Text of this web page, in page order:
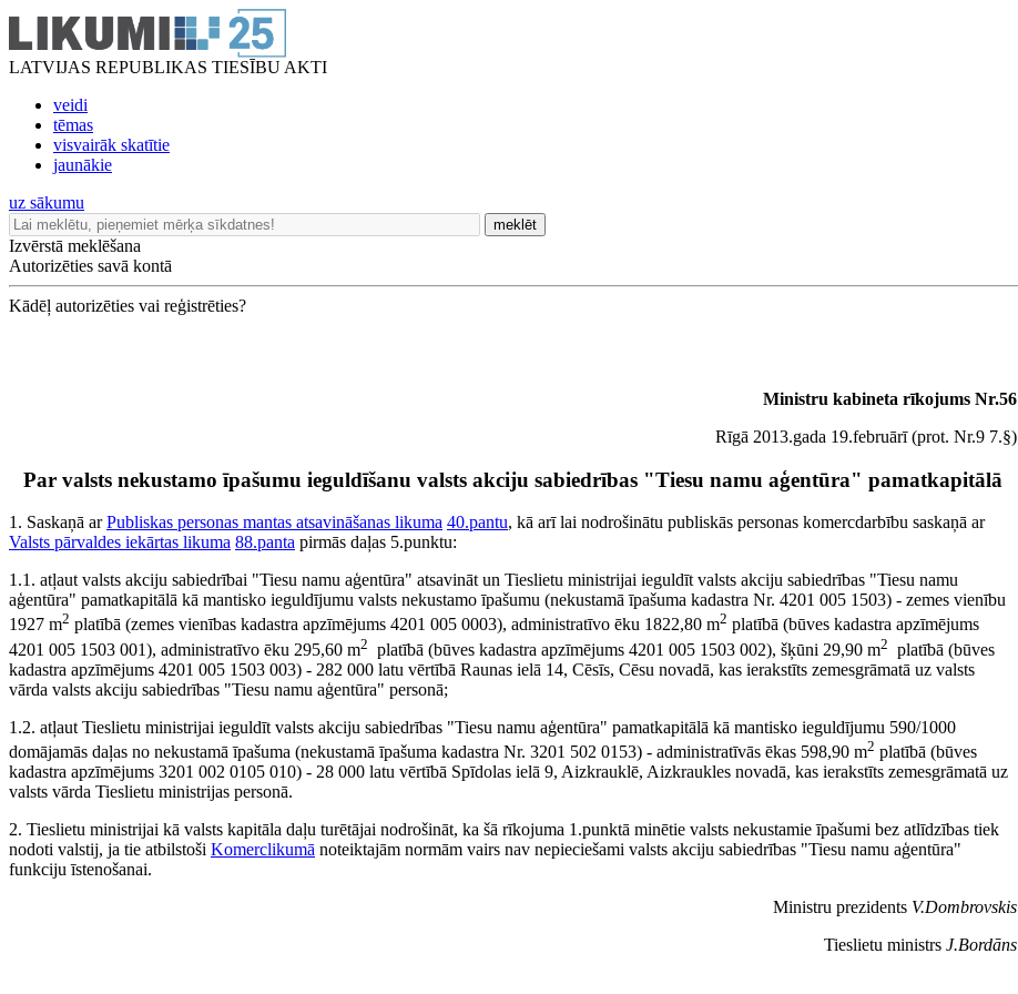
LATVIJAS REPUBLIKAS TIESĪBU AKTI
veidi
tēmas
visvairāk skatītie
jaunākie
uz sākumu
meklēt
Izvērstā meklēšana
Autorizēties savā kontā
Kādēļ autorizēties vai reģistrēties?
Ministru kabineta rīkojums Nr.56
Rīgā 2013.gada 19.februārī (prot. Nr.9 7.§)
Par valsts nekustamo īpašumu ieguldīšanu valsts akciju sabiedrības "Tiesu namu aģentūra" pamatkapitālā
1. Saskaņā arPubliskas personas mantas atsavināšanas likuma 40.pantu, kā arī lai nodrošinātu publiskās personas komercdarbību saskaņā ar
Valsts pārvaldes iekārtas likuma 88.panta pirmās daļas 5.punktu:
1.1. atļaut valsts akciju sabiedrībai "Tiesu namu aģentūra" atsavināt un Tieslietu ministrijai ieguldīt valsts akciju sabiedrības "Tiesu namu
aģentūra" pamatkapitālā kā mantisko ieguldījumu valsts nekustamo īpašumu (nekustamā īpašuma kadastra Nr. 4201 005 1503) - zemes vienību
1927 m2 platībā (zemes vienības kadastra apzīmējums 4201 005 0003), administratīvo ēku 1822,80 m2 platībā (būves kadastra apzīmējums
4201 005 1503 001), administratīvo ēku 295,60 m2 platībā (būves kadastra apzīmējums 4201 005 1503 002), šķūni 29,90 m2 platībā (būves
kadastra apzīmējums 4201 005 1503 003) - 282 000 latu vērtībā Raunas ielā 14, Cēsīs, Cēsu novadā, kas ierakstīts zemesgrāmatā uz valsts
vārda valsts akciju sabiedrības "Tiesu namu aģentūra" personā;
1.2. atļaut Tieslietu ministrijai ieguldīt valsts akciju sabiedrības "Tiesu namu aģentūra" pamatkapitālā kā mantisko ieguldījumu 590/1000
domājamās daļas no nekustamā īpašuma (nekustamā īpašuma kadastra Nr. 3201 502 0153) - administratīvās ēkas 598,90 m2 platībā (būves
kadastra apzīmējums 3201 002 0105 010) - 28 000 latu vērtībā Spīdolas ielā 9, Aizkrauklē, Aizkraukles novadā, kas ierakstīts zemesgrāmatā uz
valsts vārda Tieslietu ministrijas personā.
2. Tieslietu ministrijai kā valsts kapitāla daļu turētājai nodrošināt, ka šā rīkojuma 1.punktā minētie valsts nekustamie īpašumi bez atlīdzības tiek
nodoti valstij, ja tie atbilstoši Komerclikumā noteiktajām normām vairs nav nepieciešami valsts akciju sabiedrības "Tiesu namu aģentūra"
funkciju īstenošanai.
Ministru prezidents V.Dombrovskis
Tieslietu ministrs J.Bordāns